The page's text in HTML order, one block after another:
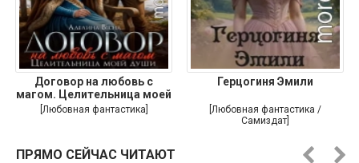
Договор на любовь с
магом. Целительница моей
души
[Любовная фантастика]
Герцогиня Эмили
[Любовная фантастика /
Самиздат]
ПРЯМО СЕЙЧАС ЧИТАЮТ